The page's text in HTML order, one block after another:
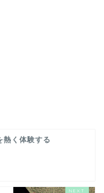
熱く体験する